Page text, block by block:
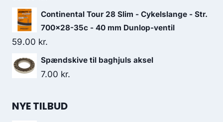
Continental Tour 28 Slim - Cykelslange - Str.
700x28-35c - 40 mm Dunlop-ventil
59.00 kr.
Spændskive til baghjuls aksel
7.00 kr.
NYE TILBUD